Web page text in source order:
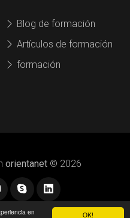
OK!
en
Blog de formación
Artículos de formación
formación
orientanet© 2026